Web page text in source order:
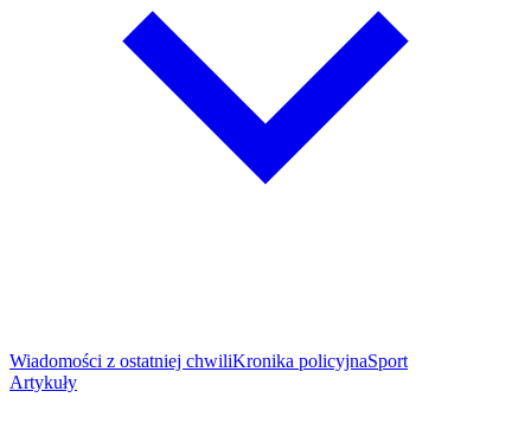
Wiadomości z ostatniej chwiliKronika policyjnaSport
Artykuły